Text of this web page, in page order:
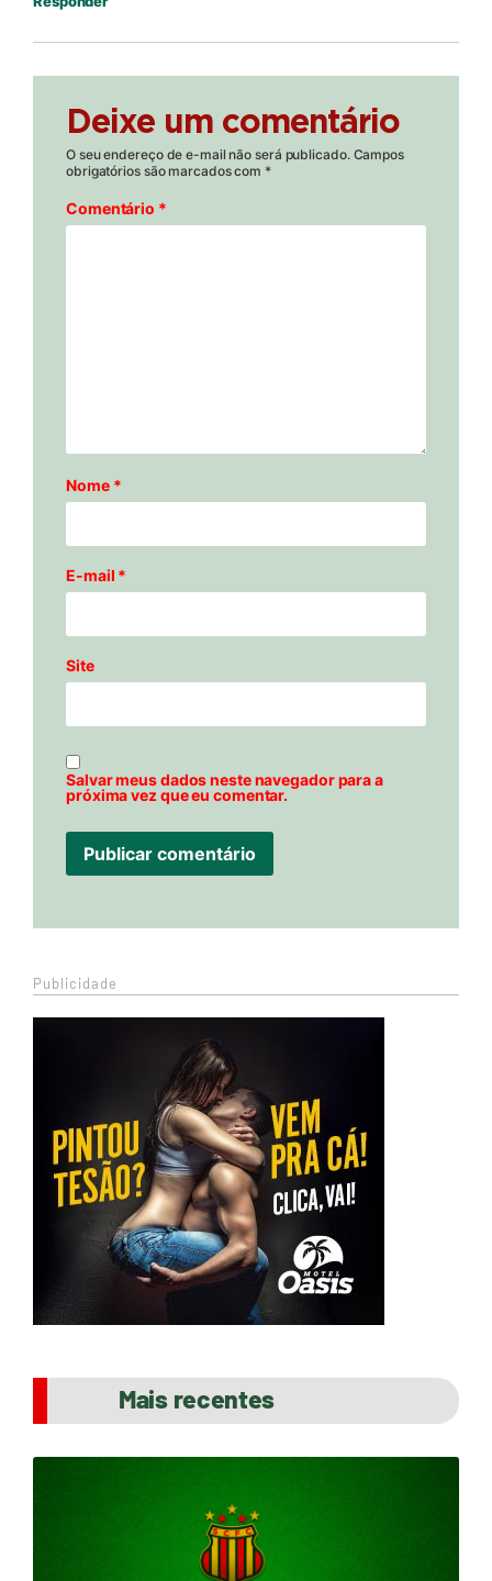
Deixe um comentário
O seu endereço de e-mail não será publicado. Campos
obrigatórios são marcados com *
Comentário *
Nome *
E-mail *
Site
Salvar meus dados neste navegador para a
próxima vez que eu comentar.
Publicidade
Mais recentes